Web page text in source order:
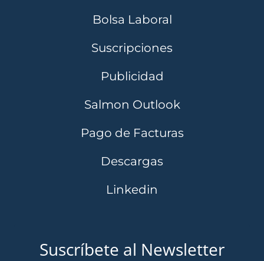
Bolsa Laboral
Suscripciones
Publicidad
Salmon Outlook
Pago de Facturas
Descargas
Linkedin
Suscríbete al Newsletter